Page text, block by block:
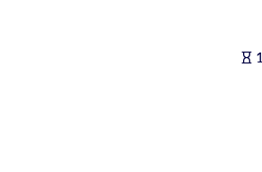
利用可靠、结构化的知识为您的人工智